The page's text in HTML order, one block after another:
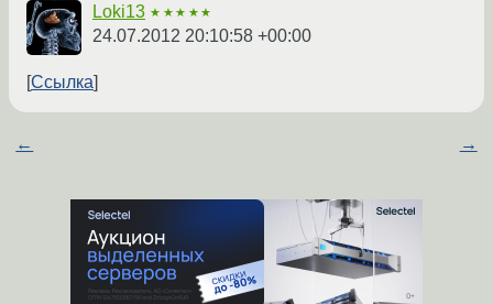
Loki13 ★★★★★
24.07.2012 20:10:58 +00:00
Ссылка
← →